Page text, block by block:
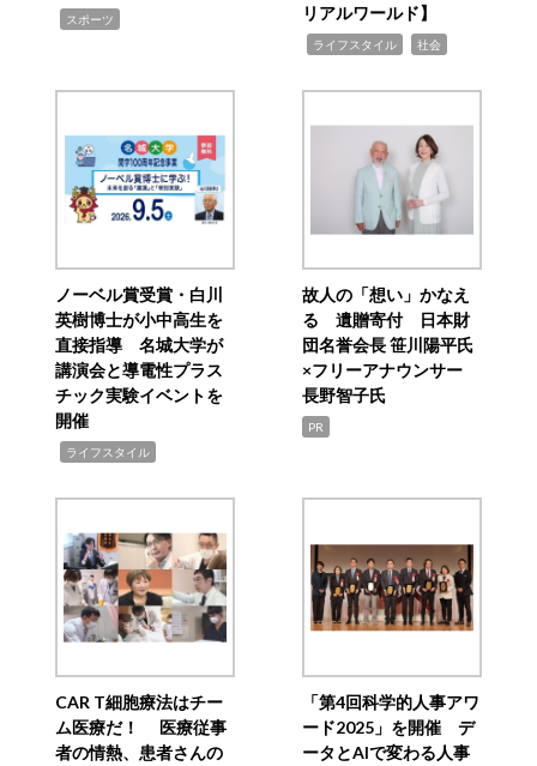
スポーツ
リアルワールド】
ライフスタイル 社会
ノーベル賞受賞・白川
英樹博士が小中高生を
直接指導 名城大学が
講演会と導電性プラス
チック実験イベントを
開催
ライフスタイル
故人の「想い」かなえ
る 遺贈寄付 日本財
団名誉会長 笹川陽平氏
×フリーアナウンサー
長野智子氏
PR
CAR T細胞療法はチー
ム医療だ！ 医療従事
者の情熱、患者さんの
「第4回科学的人事アワ
ード2025」を開催 デ
ータとAIで変わる人事